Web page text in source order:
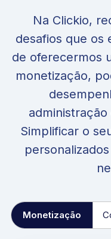
Na Clickio,
desafios que os
de oferecermos
monetização,
administração
Simplificar o
Monetização